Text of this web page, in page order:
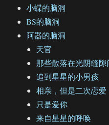
小蝶的脑洞
BS的脑洞
阿器的脑洞
天官
那些散落在光阴缝隙
追到星星的小男孩
相亲，但是二次恋爱
只是爱你
来自星星的呼唤